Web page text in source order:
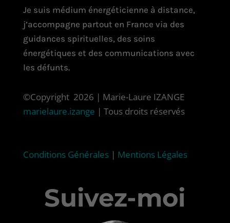
Je suis médium énergéticienne à distance,
j’accompagne partout en France via des
guidances spirituelles, des soins
énergétiques et des communications avec
les défunts.
©Copyright 2026 | Marie-Laure IZANGE
marielaure.izange | Tous droits réservés
Conditions Générales| Mentions Légales
Suivez-moi